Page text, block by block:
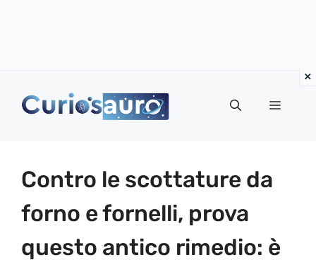
Menu
Contro le scottature da
forno e fornelli, prova
questo antico rimedio: è